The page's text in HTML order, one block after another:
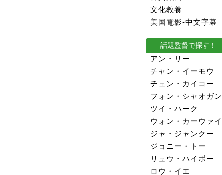
文化教養
美国電影-中文字幕
話題監督で探す！
アン・リー
チャン・イーモウ
チェン・カイコー
フォン・シャオガン
ツイ・ハーク
ウォン・カーウァイ
ジャ・ジャンクー
ジョニー・トー
リュウ・ハイボー
ロウ・イエ